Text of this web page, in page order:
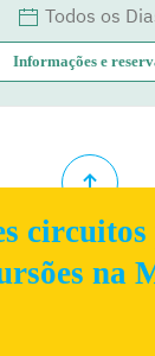
Todos os
Informações e
na